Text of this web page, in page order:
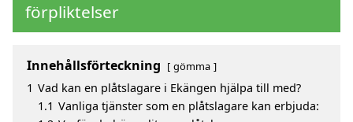
förpliktelser
Innehållsförteckning gömma
1 Vad kan en plåtslagare i Ekängen hjälpa till med?
1.1 Vanliga tjänster som en plåtslagare kan erbjuda: